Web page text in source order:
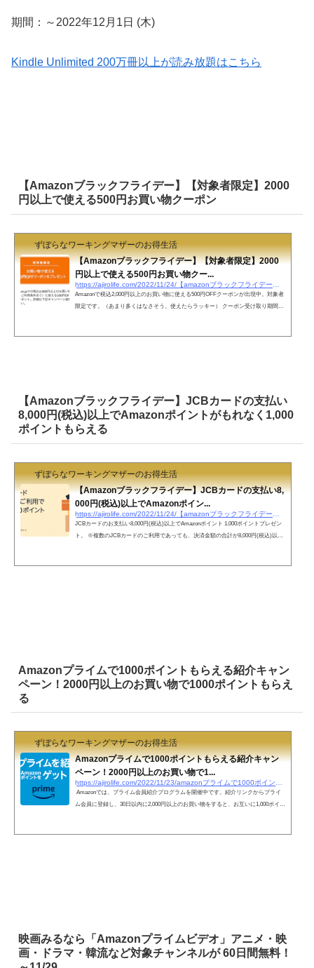
期間：～2022年12月1日 (木)
Kindle Unlimited 200万冊以上が読み放題はこちら
【Amazonブラックフライデー】【対象者限定】2000
円以上で使える500円お買い物クーポン
ずぼらなワーキングマザーのお得生活
【Amazonブラックフライデー】【対象者限定】2000
円以上で使える500円お買い物クー...
Amazonで税込2,000円以上のお買い物に使える500円OFFクーポンが出現中。対象者
限定です。（あまり多くはなさそう。使えたらラッキー） クーポン受け取り期間：
【Amazonブラックフライデー】JCBカードの支払い
8,000円(税込)以上でAmazonポイントがもれなく1,000
ポイントもらえる
ずぼらなワーキングマザーのお得生活
【Amazonブラックフライデー】JCBカードの支払い8,
000円(税込)以上でAmazonポイン...
JCBカードのお支払い8,000円(税込)以上でAmazonポイント 1,000ポイントプレゼン
ト。 ※複数のJCBカードのご利用であっても、決済金額の合計が8,000円(税込)以上
Amazonプライムで1000ポイントもらえる紹介キャン
ペーン！2000円以上のお買い物で1000ポイントもらえ
る
ずぼらなワーキングマザーのお得生活
Amazonプライムで1000ポイントもらえる紹介キャン
ペーン！2000円以上のお買い物で1...
https://ajirolife.com/2022/11/23/amazonプライムで1000ポイントもらえる紹介キャンペーン
Amazonでは、プライム会員紹介プログラムを開催中です。紹介リンクからプライ
ム会員に登録し、30日以内に2,000円以上のお買い物をすると、お互いに1,000ポイン
映画みるなら「Amazonプライムビデオ」アニメ・映
画・ドラマ・韓流など対象チャンネルが 60日間無料！